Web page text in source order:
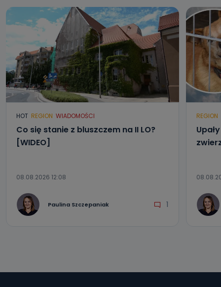
szczególności: imię i nazwisko, adres e-mail, telefon
kontaktowy, adres korespondencyjny. Odbiorcą Pastwa
danych osobowych są pracownicy i współpracownicy
oraz partnerzy wspomagający administratora w jego
biznesowej działalności.
Jak skontaktować się z inspektorem
danych osobowych?
Można to zrobić pod numerem telefonu 62 735-51-05 lub
e-mailowo pod adresem: poczta@tvproart.pl
HOT REGION WIADOMOŚCI
Co się stanie z bluszczem na II LO?
[WIDEO]
08.08.2026 12:08
Paulina Szczepaniak 1
REGION